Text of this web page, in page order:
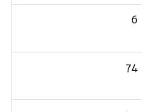
6
74